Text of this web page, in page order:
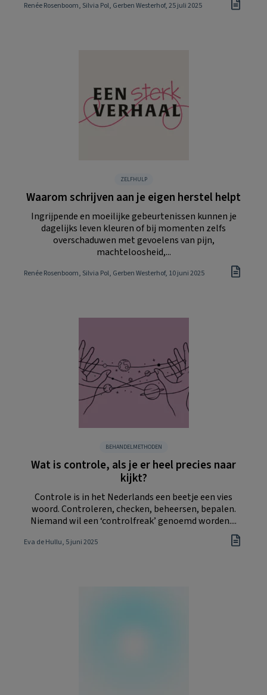
Renée Rosenboom, Silvia Pol, Gerben Westerhof, 25 juli 2025
ZELFHULP
Waarom schrijven aan je eigen herstel helpt
Ingrijpende en moeilijke gebeurtenissen kunnen je
dagelijks leven kleuren of bij momenten zelfs
overschaduwen met gevoelens van pijn,
machteloosheid,...
Renée Rosenboom, Silvia Pol, Gerben Westerhof, 10 juni 2025
BEHANDELMETHODEN
Wat is controle, als je er heel precies naar
kijkt?
Controle is in het Nederlands een beetje een vies
woord. Controleren, checken, beheersen, bepalen.
Niemand wil een ‘controlfreak’ genoemd worden....
Eva de Hullu, 5 juni 2025